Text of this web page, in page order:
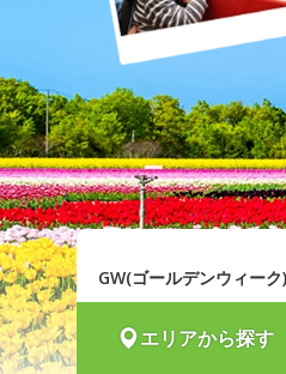
GW(ゴールデンウィー
エリアから探す